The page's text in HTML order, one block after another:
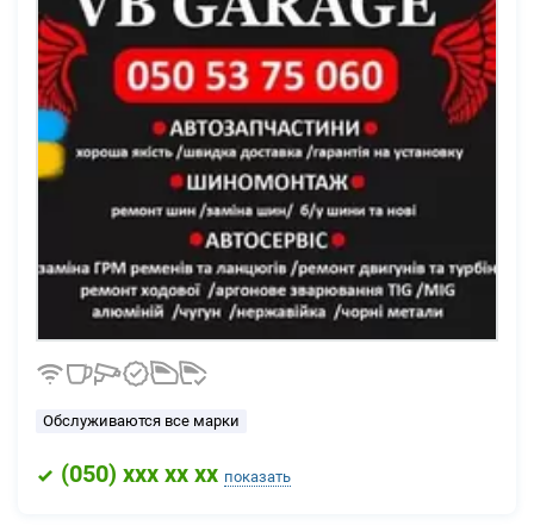
Обслуживаются все марки
(050) xxx xx xx показать